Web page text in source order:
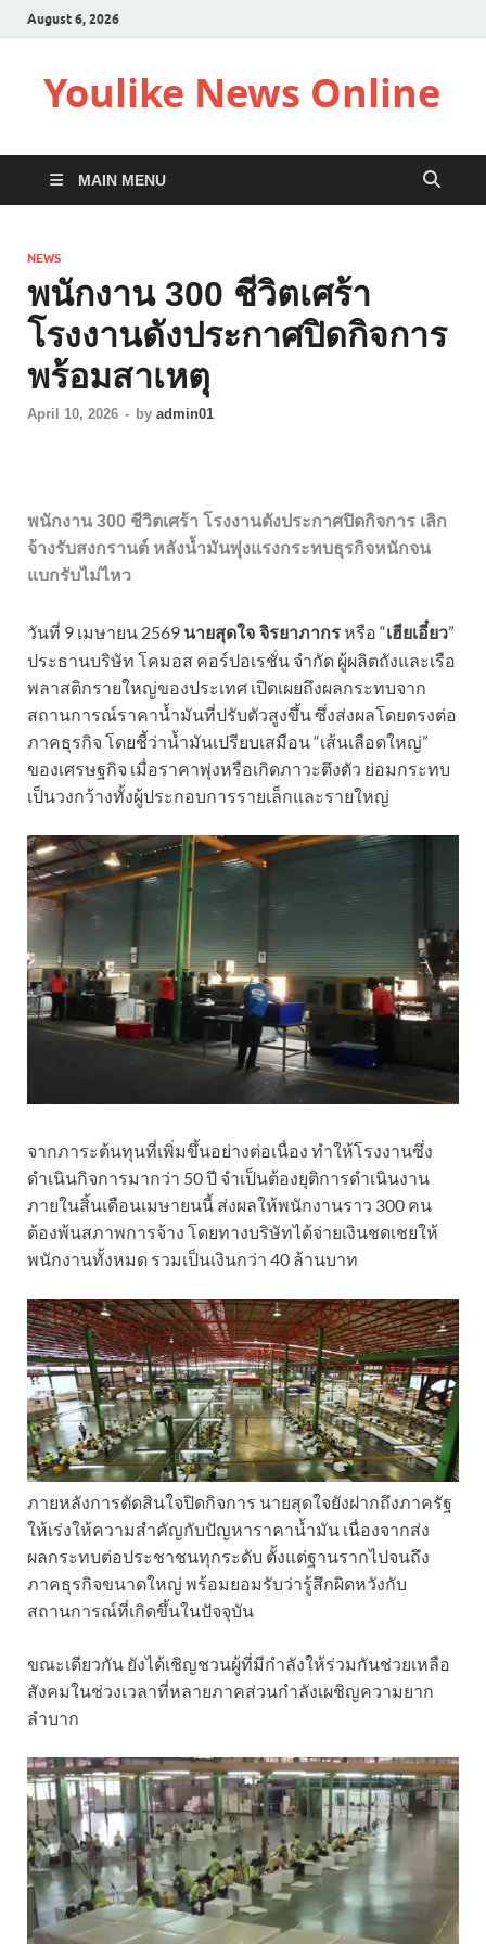
August 6, 2026
Youlike News Online
MAIN MENU
NEWS
พนักงาน 300 ชีวิตเศร้า
โรงงานดังประกาศปิดกิจการ
พร้อมสาเหตุ
April 10, 2026 - by admin01
พนักงาน 300 ชีวิตเศร้า โรงงานดังประกาศปิดกิจการ เลิก
จ้างรับสงกรานต์ หลังน้ำมันพุ่งแรงกระทบธุรกิจหนักจน
แบกรับไม่ไหว
วันที่ 9 เมษายน 2569 นายสุดใจ จิรยาภากรหรือ “เฮียเอี๋ยว”
ประธานบริษัท โคมอส คอร์ปอเรชั่น จำกัด ผู้ผลิตถังและเรือ
พลาสติกรายใหญ่ของประเทศ เปิดเผยถึงผลกระทบจาก
สถานการณ์ราคาน้ำมันที่ปรับตัวสูงขึ้น ซึ่งส่งผลโดยตรงต่อ
ภาคธุรกิจ โดยชี้ว่าน้ำมันเปรียบเสมือน “เส้นเลือดใหญ่”
ของเศรษฐกิจ เมื่อราคาพุ่งหรือเกิดภาวะตึงตัว ย่อมกระทบ
เป็นวงกว้างทั้งผู้ประกอบการรายเล็กและรายใหญ่
จากภาระต้นทุนที่เพิ่มขึ้นอย่างต่อเนื่อง ทำให้โรงงานซึ่ง
ดำเนินกิจการมากว่า 50 ปี จำเป็นต้องยุติการดำเนินงาน
ภายในสิ้นเดือนเมษายนนี้ ส่งผลให้พนักงานราว 300 คน
ต้องพ้นสภาพการจ้าง โดยทางบริษัทได้จ่ายเงินชดเชยให้
พนักงานทั้งหมด รวมเป็นเงินกว่า 40 ล้านบาท
ภายหลังการตัดสินใจปิดกิจการ นายสุดใจยังฝากถึงภาครัฐ
ให้เร่งให้ความสำคัญกับปัญหาราคาน้ำมัน เนื่องจากส่ง
ผลกระทบต่อประชาชนทุกระดับ ตั้งแต่ฐานรากไปจนถึง
ภาคธุรกิจขนาดใหญ่ พร้อมยอมรับว่ารู้สึกผิดหวังกับ
สถานการณ์ที่เกิดขึ้นในปัจจุบัน
ขณะเดียวกัน ยังได้เชิญชวนผู้ที่มีกำลังให้ร่วมกันช่วยเหลือ
สังคมในช่วงเวลาที่หลายภาคส่วนกำลังเผชิญความยาก
ลำบาก